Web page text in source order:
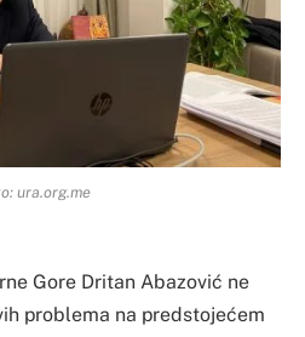
ura.org.me
Gore Dritan Abazović ne
problema na predstojećem